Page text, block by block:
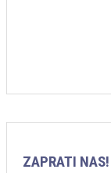
ZAPRATI